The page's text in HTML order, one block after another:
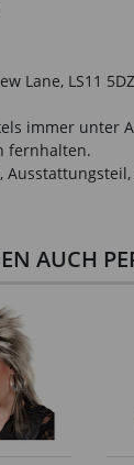
Lane, LS11
immer unter
fernhalten.
AUCH